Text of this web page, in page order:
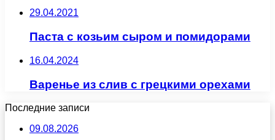
29.04.2021
Паста с козьим сыром и помидорами
16.04.2024
Варенье из слив с грецкими орехами
Последние записи
09.08.2026